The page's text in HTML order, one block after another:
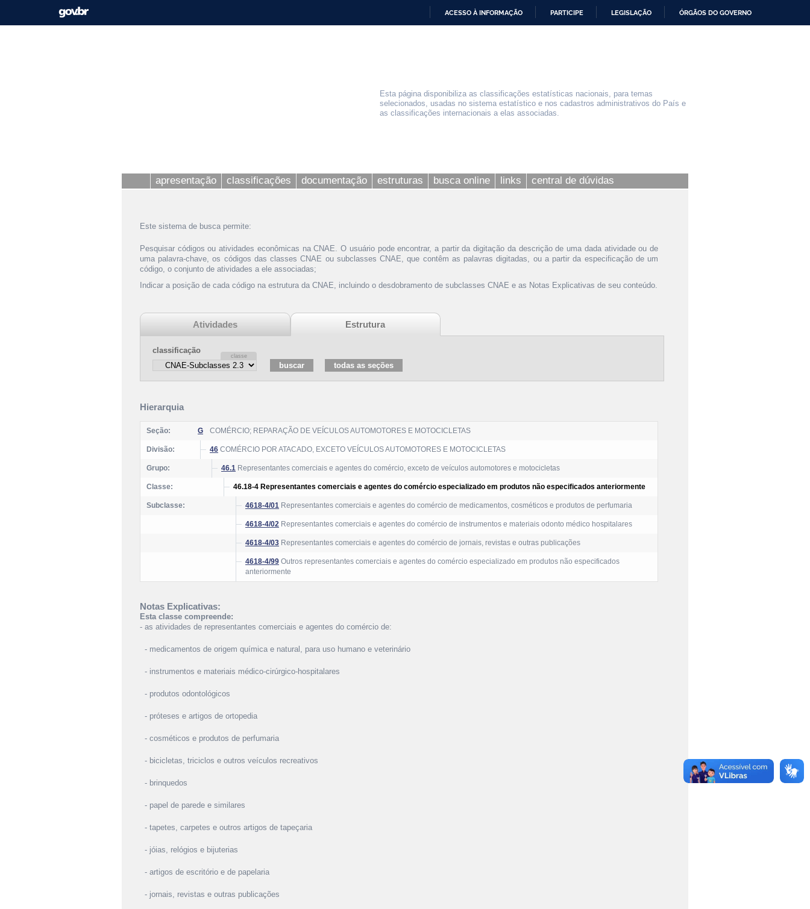
ACESSO À INFORMAÇÃO PARTICIPE LEGISLAÇÃO ÓRGÃOS DO GOVERNO
Esta página disponibiliza as classificações estatísticas nacionais, para temas
selecionados, usadas no sistema estatístico e nos cadastros administrativos do País e
as classificações internacionais a elas associadas.
apresentação classificações documentação estruturas busca online links central de dúvidas
Este sistema de busca permite:
Pesquisar códigos ou atividades econômicas na CNAE. O usuário pode encontrar, a partir da digitação da descrição de uma dada atividade ou de
uma palavra-chave, os códigos das classes CNAE ou subclasses CNAE, que contêm as palavras digitadas, ou a partir da especificação de um
código, o conjunto de atividades a ele associadas;
Indicar a posição de cada código na estrutura da CNAE, incluindo o desdobramento de subclasses CNAE e as Notas Explicativas de seu conteúdo.
Atividades Estrutura
classificação
Hierarquia
Seção: G COMÉRCIO; REPARAÇÃO DE VEÍCULOS AUTOMOTORES E MOTOCICLETAS
Divisão: 46 COMÉRCIO POR ATACADO, EXCETO VEÍCULOS AUTOMOTORES E MOTOCICLETAS
Grupo: 46.1 Representantes comerciais e agentes do comércio, exceto de veículos automotores e motocicletas
Classe: 46.18-4 Representantes comerciais e agentes do comércio especializado em produtos não especificados anteriormente
Subclasse: 4618-4/01 Representantes comerciais e agentes do comércio de medicamentos, cosméticos e produtos de perfumaria
4618-4/02 Representantes comerciais e agentes do comércio de instrumentos e materiais odonto médico hospitalares
4618-4/03 Representantes comerciais e agentes do comércio de jornais, revistas e outras publicações
4618-4/99 Outros representantes comerciais e agentes do comércio especializado em produtos não especificados
anteriormente
Notas Explicativas:
Esta classe compreende:
- as atividades de representantes comerciais e agentes do comércio de:
- medicamentos de origem química e natural, para uso humano e veterinário
- instrumentos e materiais médico-cirúrgico-hospitalares
- produtos odontológicos
- próteses e artigos de ortopedia
- cosméticos e produtos de perfumaria
- bicicletas, triciclos e outros veículos recreativos
- brinquedos
- papel de parede e similares
- tapetes, carpetes e outros artigos de tapeçaria
- jóias, relógios e bijuterias
- artigos de escritório e de papelaria
- jornais, revistas e outras publicações